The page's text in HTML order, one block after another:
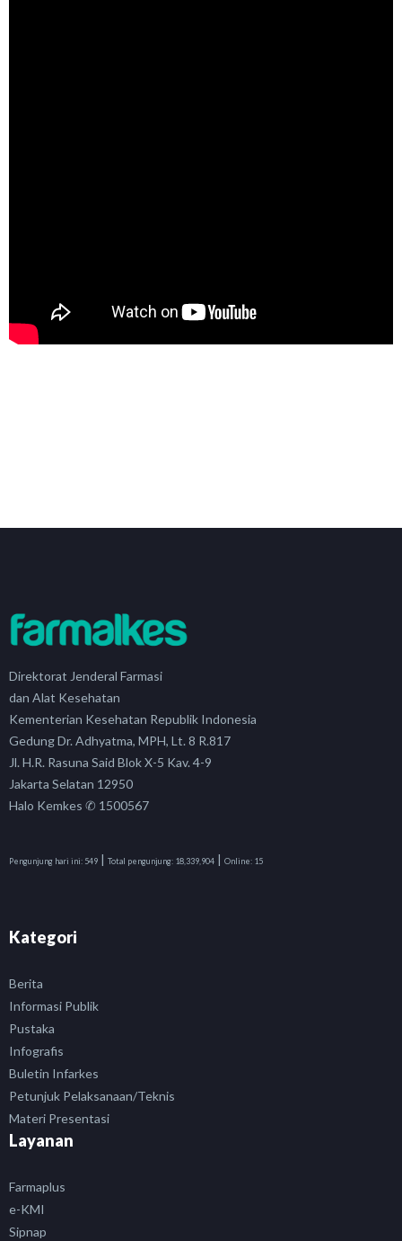
Direktorat Jenderal Farmasi
dan Alat Kesehatan
Kementerian Kesehatan Republik Indonesia
Gedung Dr. Adhyatma, MPH, Lt. 8 R.817
Jl. H.R. Rasuna Said Blok X-5 Kav. 4-9
Jakarta Selatan 12950
Halo Kemkes ✆ 1500567
Pengunjung hari ini: 549 | Total pengunjung: 18,339,904 | Online: 15
Kategori
Berita
Informasi Publik
Pustaka
Infografis
Buletin Infarkes
Petunjuk Pelaksanaan/Teknis
Materi Presentasi
Layanan
Farmaplus
e-KMI
Sipnap